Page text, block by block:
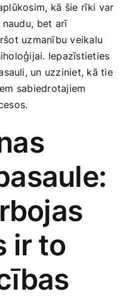
kā ⁢šie rīki var
⁢bet arī
uzmanību veikalu‌
Iepazīstieties
un uzziniet, kā tie
sabiedrotajiem
ir to